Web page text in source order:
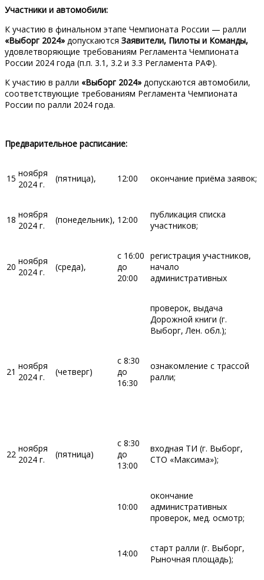
Участники и автомобили:
К участию в финальном этапе Чемпионата России — ралли
«Выборг 2024» допускаются Заявители, Пилоты и Команды,
удовлетворяющие требованиям Регламента Чемпионата
России 2024 года (п.п. 3.1, 3.2 и 3.3 Регламента РАФ).
К участию в ралли «Выборг 2024» допускаются автомобили,
соответствующие требованиям Регламента Чемпионата
России по ралли 2024 года.
Предварительное расписание:
15 ноября
2024 г.
(пятница), 12:00 окончание приёма заявок;
18 ноября
2024 г.
(понедельник), 12:00
публикация списка
участников;
20
ноября
2024 г.
(среда),
с 16:00
до
20:00
регистрация участников,
начало
административных
проверок, выдача
Дорожной книги (г.
Выборг, Лен. обл.);
21
ноября
2024 г.
(четверг)
с 8:30
до
16:30
ознакомление с трассой
ралли;
22
ноября
2024 г.
(пятница)
с 8:30
до
13:00
входная ТИ (г. Выборг,
СТО «Максима»);
10:00
окончание
административных
проверок, мед. осмотр;
14:00
старт ралли (г. Выборг,
Рыночная площадь);